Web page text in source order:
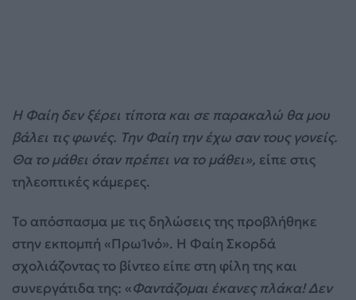
Η Φαίη δεν ξέρει τίποτα και σε παρακαλώ θα μου
βάλει τις φωνές. Την Φαίη την έχω σαν τους γονείς.
Θα το μάθει όταν πρέπει να το μάθει», είπε στις
τηλεοπτικές κάμερες.
Το απόσπασμα με τις δηλώσεις της προβλήθηκε
στην εκπομπή «Πρω1νό». Η Φαίη Σκορδά
σχολιάζοντας το βίντεο είπε στη φίλη της και
συνεργάτιδα της: «Φαντάζομαι έκανες πλάκα! Δεν